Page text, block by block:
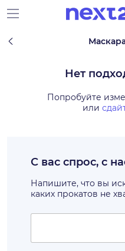
Нет
Попробуйте
или
С вас спрос, с
Напишите, что вы
каких прокатов не